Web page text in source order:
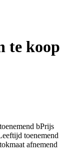
te koop
bPrijs
toenemend
afnemend